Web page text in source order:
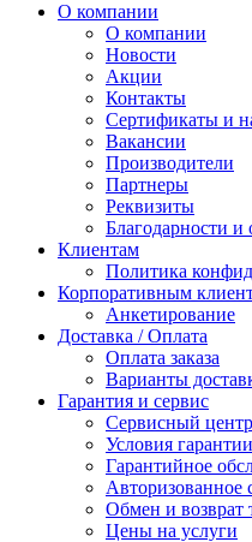
О компании
О компании
Новости
Акции
Контакты
Сертификаты и
Вакансии
Производители
Партнеры
Реквизиты
Благодарности и
Клиентам
Политика
Корпоративным
Анкетирование
Доставка / Оплата
Оплата заказа
Варианты
Гарантия и сервис
Сервисный центр
Условия гарантии
Гарантийное
Авторизованное
Обмен и возврат
Цены на услуги